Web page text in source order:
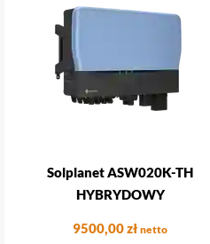
Solplanet ASW020K-TH
HYBRYDOWY
9500,00zł netto